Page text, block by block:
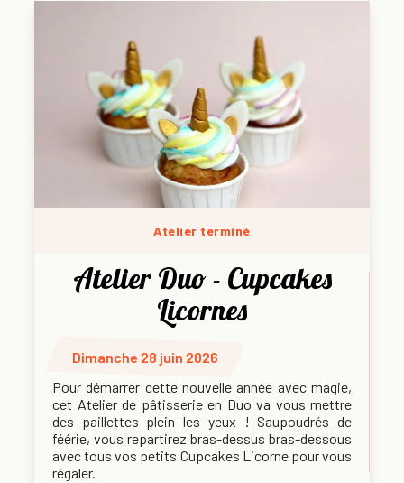
Atelier terminé
Atelier Duo - Cupcakes
Licornes
Dimanche 28 juin 2026
Pour démarrer cette nouvelle année avec magie,
cet Atelier de pâtisserie en Duo va vous mettre
des paillettes plein les yeux ! Saupoudrés de
féérie, vous repartirez bras-dessus bras-dessous
avec tous vos petits Cupcakes Licorne pour vous
régaler.